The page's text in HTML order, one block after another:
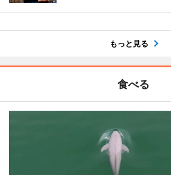
もっと見る
食べる